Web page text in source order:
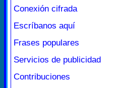
Conexión cifrada
Escríbanos aquí
Frases populares
Servicios de publicidad
Contribuciones